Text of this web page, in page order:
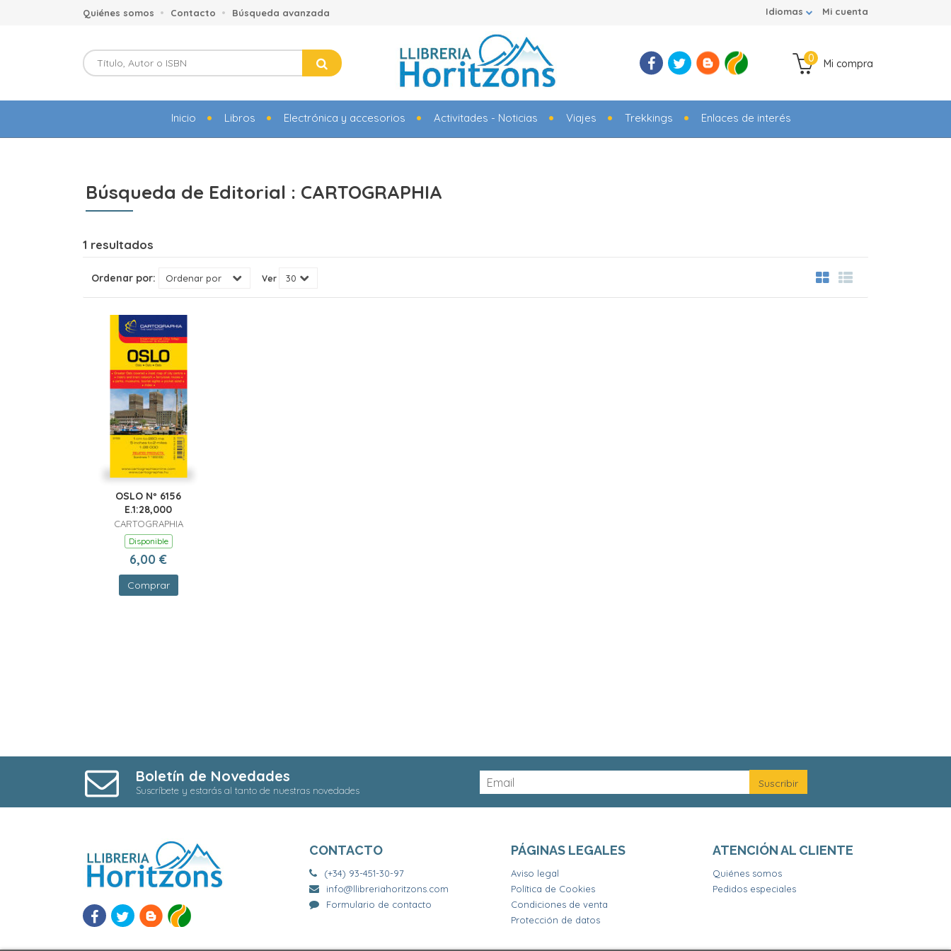
Mi cuenta
Idiomas
Quiénes somos Contacto Búsqueda avanzada
Mi compra
0
Inicio Libros Electrónica y accesorios Activitades - Noticias Viajes Trekkings Enlaces de interés
Búsqueda de Editorial : CARTOGRAPHIA
1 resultados
Ordenar por: Ver
OSLO Nº 6156
E.1:28,000
CARTOGRAPHIA
Disponible
6,00 €
Comprar
Boletín de Novedades
Suscríbete y estarás al tanto de nuestras novedades
CONTACTO
(+34) 93-451-30-97
info@llibreriahoritzons.com
Formulario de contacto
PÁGINAS LEGALES
Aviso legal
Política de Cookies
Condiciones de venta
Protección de datos
ATENCIÓN AL CLIENTE
Quiénes somos
Pedidos especiales